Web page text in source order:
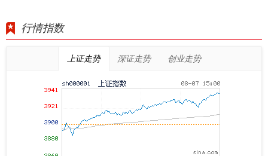
行情指数
上证走势 深证走势 创业走势